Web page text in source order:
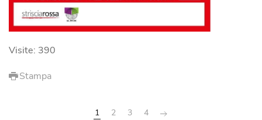
Visite: 390
Stampa
1 2 3 4